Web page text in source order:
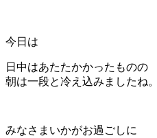
今日は
日中はあたたかかったものの
朝は一段と冷え込みましたね。
みなさまいかがお過ごしに